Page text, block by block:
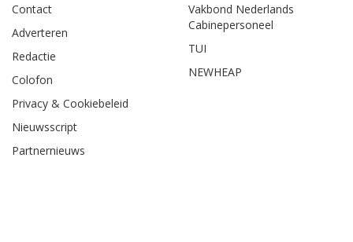
Contact
Adverteren
Redactie
Colofon
Privacy & Cookiebeleid
Nieuwsscript
Partnernieuws
Vakbond Nederlands
Cabinepersoneel
TUI
NEWHEAP